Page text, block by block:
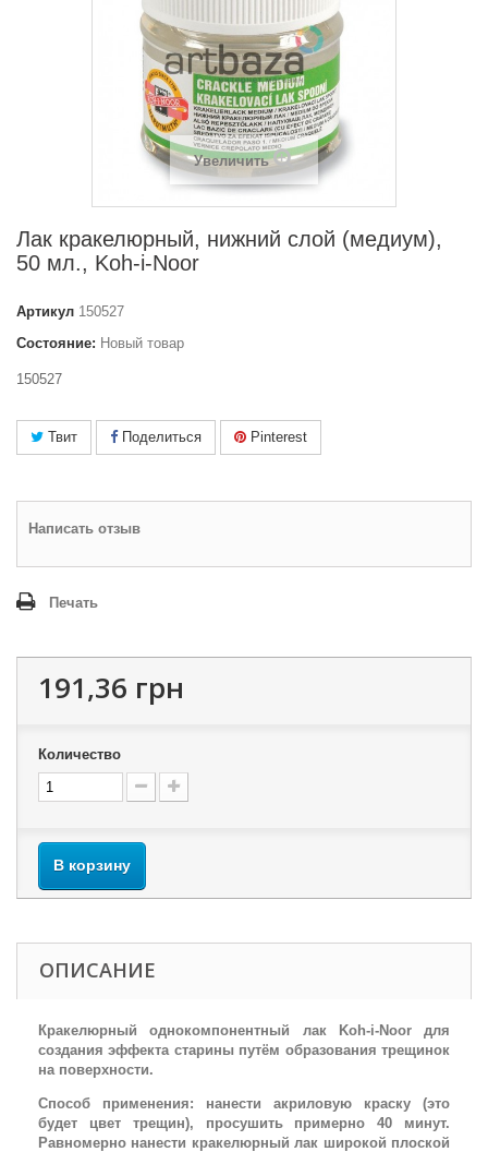
Увеличить
Лак кракелюрный, нижний слой (медиум),
50 мл., Koh-i-Noor
Артикул 150527
Состояние: Новый товар
150527
Твит Поделиться Pinterest
Написать отзыв
Печать
191,36 грн
Количество
В корзину
ОПИСАНИЕ
Кракелюрный однокомпонентный лак Koh-i-Noor для
создания эффекта старины путём образования трещинок
на поверхности.
Способ применения: нанести акриловую краску (это
будет цвет трещин), просушить примерно 40 минут.
Равномерно нанести кракелюрный лак широкой плоской